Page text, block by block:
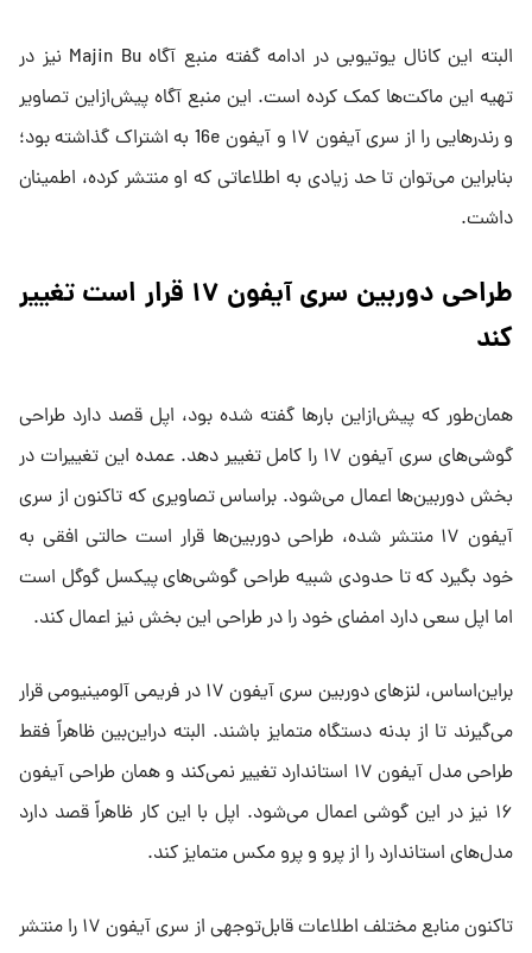
البته این کانال یوتیوبی در ادامه گفته منبع آگاه Majin Bu نیز در
تهیه این ماکت‌ها کمک کرده است. این منبع آگاه پیش‌ازاین تصاویر
و رندرهایی را از سری آیفون ۱۷ و آیفون 16e به اشتراک گذاشته بود؛
بنابراین می‌توان تا حد زیادی به اطلاعاتی که او منتشر کرده، اطمینان
داشت.
طراحی دوربین سری آیفون ۱۷ قرار است تغییر
کند
همان‌طور که پیش‌ازاین بارها گفته شده بود، اپل قصد دارد طراحی
گوشی‌های سری آیفون ۱۷ را کامل تغییر دهد. عمده این تغییرات در
بخش دوربین‌ها اعمال می‌شود. براساس تصاویری که تاکنون از سری
آیفون ۱۷ منتشر شده، طراحی دوربین‌ها قرار است حالتی افقی به
خود بگیرد که تا حدودی شبیه طراحی گوشی‌های پیکسل گوگل است
اما اپل سعی دارد امضای خود را در طراحی این بخش نیز اعمال کند.
براین‌اساس، لنزهای دوربین سری آیفون ۱۷ در فریمی آلومینیومی قرار
می‌گیرند تا از بدنه دستگاه متمایز باشند. البته دراین‌بین ظاهراً فقط
طراحی مدل آیفون ۱۷ استاندارد تغییر نمی‌کند و همان طراحی آیفون
۱۶ نیز در این گوشی اعمال می‌شود. اپل با این کار ظاهراً قصد دارد
مدل‌های استاندارد را از پرو و پرو مکس متمایز کند.
تاکنون منابع مختلف اطلاعات قابل‌توجهی از سری آیفون ۱۷ را منتشر